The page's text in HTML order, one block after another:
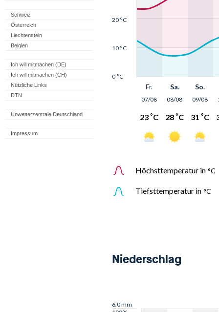
Schweiz
Österreich
Liechtenstein
Belgien
Ich will mitmachen (DE)
Ich will mitmachen (CH)
Nützliche Links
DTN
Unwetterzentrale Deutschland
Impressum